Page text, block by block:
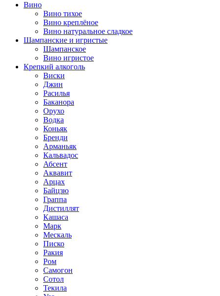
Вино
Вино тихое
Вино креплёное
Вино натуральное сладкое
Шампанские и игристые
Шампанское
Вино игристое
Крепкий алкоголь
Виски
Джин
Расилья
Баканора
Орухо
Водка
Коньяк
Бренди
Арманьяк
Кальвадос
Абсент
Аквавит
Арцах
Байцзю
Граппа
Дистиллят
Кашаса
Марк
Мескаль
Писко
Ракия
Ром
Самогон
Сотол
Текила